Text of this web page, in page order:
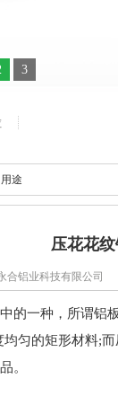
3
途
压花花
合铝业科技有限公司
的一种，所谓铝
匀的矩形材料;
。